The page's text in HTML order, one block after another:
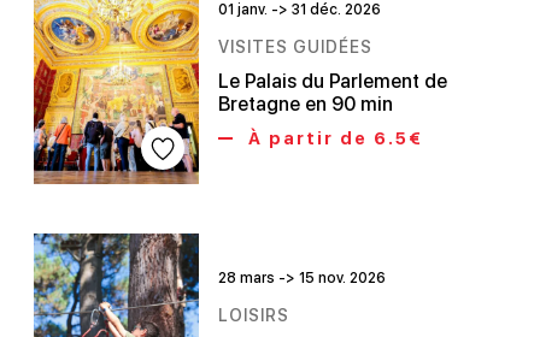
01 janv. -> 31 déc. 2026
VISITES GUIDÉES
Le Palais du Parlement de
Bretagne en 90 min
À partir de 6.5€
28 mars -> 15 nov. 2026
LOISIRS